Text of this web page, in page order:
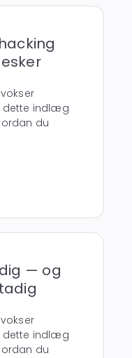
dette indlæg
du
— og
dette indlæg
du